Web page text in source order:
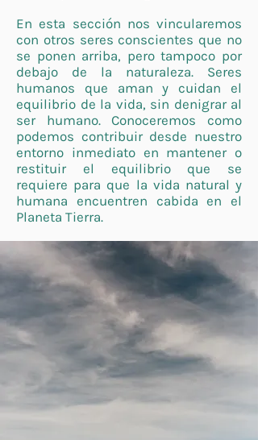
En esta sección nos vincularemos
con otros seres conscientes que no
se ponen arriba, pero tampoco por
debajo de la naturaleza. Seres
humanos que aman y cuidan el
equilibrio de la vida, sin denigrar al
ser humano. Conoceremos como
podemos contribuir desde nuestro
entorno inmediato en mantener o
restituir el equilibrio que se
requiere para que la vida natural y
humana encuentren cabida en el
Planeta Tierra.